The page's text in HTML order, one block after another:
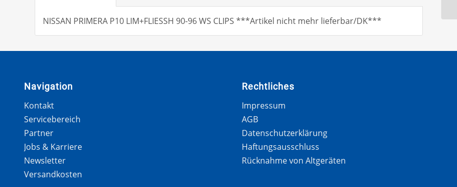
NISSAN PRIMERA P10 LIM+FLIESSH 90-96 WS CLIPS ***Artikel nicht mehr lieferbar/DK***
Navigation
Kontakt
Servicebereich
Partner
Jobs & Karriere
Newsletter
Versandkosten
Rechtliches
Impressum
AGB
Datenschutzerklärung
Haftungsausschluss
Rücknahme von Altgeräten